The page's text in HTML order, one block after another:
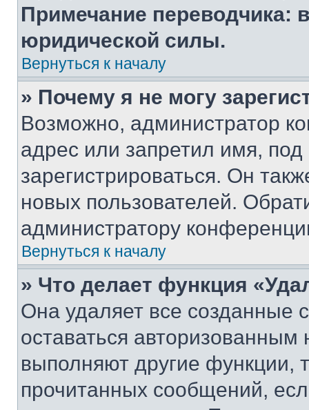
Примечание переводчика:
юридической силы.
Вернуться к началу
» Почему я не могу
Возможно, администратор
адрес или запретил имя,
зарегистрироваться. Он
новых пользователей.
администратору
Вернуться к началу
» Что делает функция
Она удаляет все созданные
оставаться
выполняют другие функции,
прочитанных сообщений,